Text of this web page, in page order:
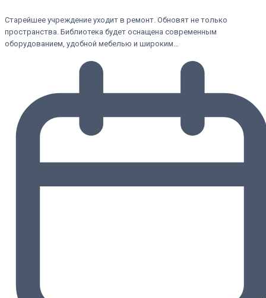
Старейшее учреждение уходит в ремонт. Обновят не только
пространства. Библиотека будет оснащена современным
оборудованием, удобной мебелью и широким…